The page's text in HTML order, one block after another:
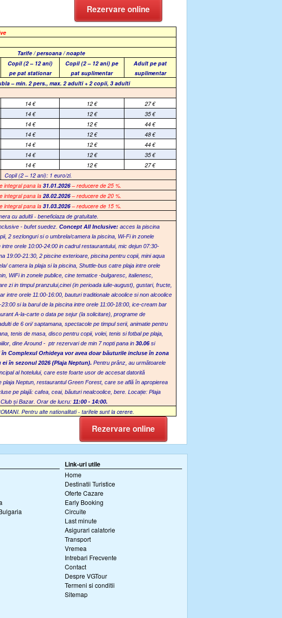
Rezervare online
Tarife / persoana / noapte
Copil (2 – 12 ani)
pe pat stationar
Copil (2 – 12 ani) pe
pat suplimentar
Adult pe pat
suplimentar
– min. 2 pers., max. 2 adulti + 2 copii, 3 adulti
14€ 12€ 27€
14€ 12€ 35€
14€ 12€ 44€
14€ 12€ 48€
14€ 12€ 44€
14€ 12€ 35€
14€ 12€ 27€
Copil (2 – 12 ani): 1 euro/zi.
integral pana la31.01.2026 – reducere de 25 %.
integral pana la28.02.2026 – reducere de 20 %.
integral pana la31.03.2026 – reducere de 15 %.
cu adultii - beneficiaza de gratuitate.
- bufet suedez.ConceptAll Inclusive: acces la piscina
2 sezlonguri si o umbrela/camera la piscina, Wi-Fi in zonele
orele 10:00-24:00 in cadrul restaurantului, mic dejun 07:30-
19:00-21:30,2 piscine exterioare, piscina pentru copii, mini aqua
camera la plaja si la piscina,Shuttle-bus catre plaja intre orele
, WiFi in zonele publice, cine tematice -bulgaresc, italienesc,
zi in timpul pranzului,cinei (in perioada iulie-august), gustari, fructe,
intre orele 11:00-16:00, bauturi traditionale alcoolice si non alcoolice
si la barul de la piscina intre orele 11:00-18:00, ice-cream bar
A-la-carte o data pe sejur (la solicitare), programe de
de 6 ori/ saptamana, spectacole pe timpul serii, animatie pentru
tenis de masa, disco pentru copii, volei, tenis si fotbal pe plaja,
, dine Around - ptr rezervari de min 7 nopti pana in30.06 si
în Complexul Orhideya vor avea doar băuturile incluse în zona
ei în sezonul 2026 (Plaja Neptun). Pentru prânz, au următoarele
al hotelului, care este foarte usor de accesat datorită
plaja Neptun, restaurantul Green Forest, care se află în apropierea
pe plajă: cafea, ceai, băuturi nealcoolice, bere. Locație: Plaja
și Bazar. Orar de lucru:11:00 - 14:00.
Pentru alte nationalitati - tarifele sunt la cerere.
Rezervare online
Link-uri utile
Home
Destinatii Turistice
Oferte Cazare
Early Booking
Circuite
Last minute
Asigurari calatorie
Transport
Vremea
Intrebari Frecvente
Contact
Despre VGTour
Termeni si conditii
Sitemap